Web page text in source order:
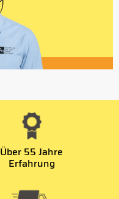
Über 55 Jahre
Erfahrung